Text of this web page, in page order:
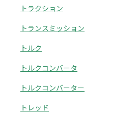
トラクション
トランスミッション
トルク
トルクコンバータ
トルクコンバーター
トレッド